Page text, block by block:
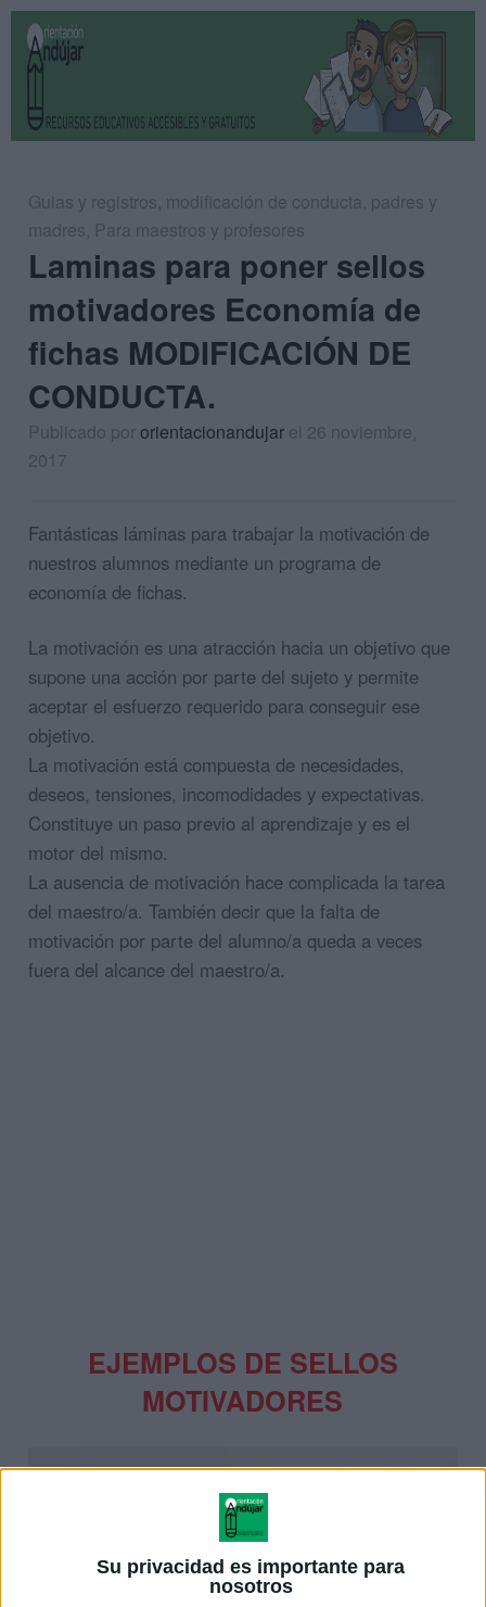
Su privacidad es importante para
nosotros
Guias y registros, modificación de conducta, padres y
madres, Para maestros y profesores
Laminas para poner sellos
motivadores Economía de
fichas MODIFICACIÓN DE
CONDUCTA.
Publicado pororientacionandujar el 26 noviembre,
2017
Fantásticas láminas para trabajar la motivación de
nuestros alumnos mediante un programa de
economía de fichas.
La motivación es una atracción hacia un objetivo que
supone una acción por parte del sujeto y permite
aceptar el esfuerzo requerido para conseguir ese
objetivo.
La motivación está compuesta de necesidades,
deseos, tensiones, incomodidades y expectativas.
Constituye un paso previo al aprendizaje y es el
motor del mismo.
La ausencia de motivación hace complicada la tarea
del maestro/a. También decir que la falta de
motivación por parte del alumno/a queda a veces
fuera del alcance del maestro/a.
EJEMPLOS DE SELLOS
MOTIVADORES